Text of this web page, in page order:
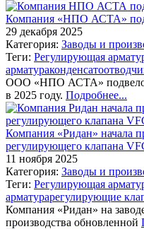
Компания «НПО АСТА»
29 декабря 2025
Категория: Заводы и
Теги: Регулирующая
арматура
ООО «НПО АСТА» подвело
в 2025 году. Подробнее...
Компания «Ридан» начала
регулирующего клапана
11 ноября 2025
Категория: Заводы и
Теги: Регулирующая
арматурарегулирующие
Компания «Ридан» на
производства обновленной